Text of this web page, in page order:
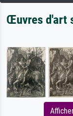
Œuvres d'art